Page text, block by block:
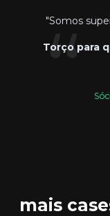
"Somos
Torço para
mais